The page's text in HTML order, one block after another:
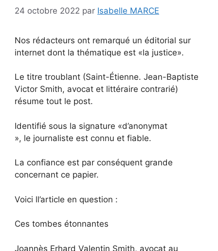
24 octobre 2022 par Isabelle MARCE
Nos rédacteurs ont remarqué un éditorial sur
internet dont la thématique est «la justice».
Le titre troublant (Saint-Étienne. Jean-Baptiste
Victor Smith, avocat et littéraire contrarié)
résume tout le post.
Identifié sous la signature «d’anonymat
», le journaliste est connu et fiable.
La confiance est par conséquent grande
concernant ce papier.
Voici ll’article en question :
Ces tombes étonnantes
Joannès Erhard Valentin Smith, avocat au